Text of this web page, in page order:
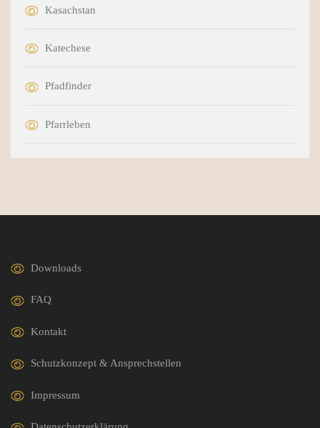
Kasachstan
Katechese
Pfadfinder
Pfarrleben
Downloads
FAQ
Kontakt
Schutzkonzept & Ansprechstellen
Impressum